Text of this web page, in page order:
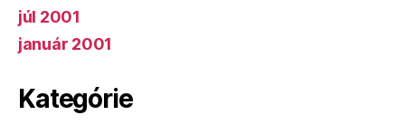
júl 2001
január 2001
Kategórie